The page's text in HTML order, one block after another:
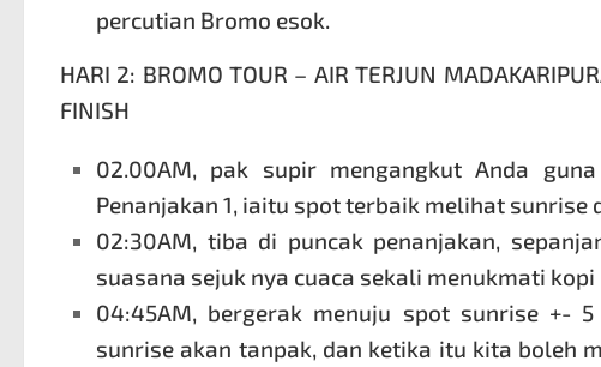
percutian Bromo esok.
HARI 2: BROMO TOUR – AIR TERJUN
FINISH
02.00AM, pak supirmengangkut Anda
Penanjakan 1, iaitu spot terbaik melihat sunrise
02:30AM, tiba di puncak penanjakan,
suasana sejuk nya cuaca sekali menukmati kopi
04:45AM, bergerak menuju spot sunrise +-
sunrise akan tanpak, dan ketika itu kita boleh